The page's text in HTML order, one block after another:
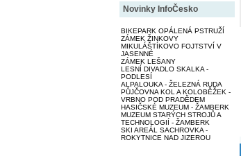
Novinky InfoČesko
BIKEPARK OPÁLENÁ PSTRUŽÍ
ZÁMEK ŽINKOVY
MIKULÁŠTÍKOVO FOJTSTVÍ V
JASENNÉ
ZÁMEK LEŠANY
LESNÍ DIVADLO SKALKA -
PODLESÍ
ALPALOUKA - ŽELEZNÁ RUDA
PŮJČOVNA KOL A KOLOBĚŽEK -
VRBNO POD PRADĚDEM
HASIČSKÉ MUZEUM - ŽAMBERK
MUZEUM STARÝCH STROJŮ A
TECHNOLOGIÍ - ŽAMBERK
SKI AREÁL SACHROVKA -
ROKYTNICE NAD JIZEROU